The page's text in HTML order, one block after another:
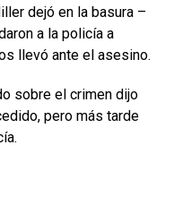
dejó en la basura –
a la policía a
llevó ante el asesino.
sobre el crimen dijo
pero más tarde